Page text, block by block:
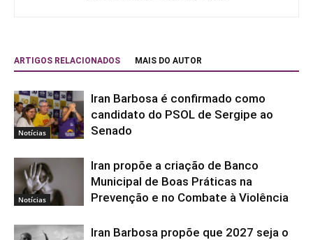
ARTIGOS RELACIONADOS MAIS DO AUTOR
Notícias
Iran Barbosa é confirmado como
candidato do PSOL de Sergipe ao
Senado
Notícias
Iran propõe a criação de Banco
Municipal de Boas Práticas na
Prevenção e no Combate à Violência
Iran Barbosa propõe que 2027 seja o